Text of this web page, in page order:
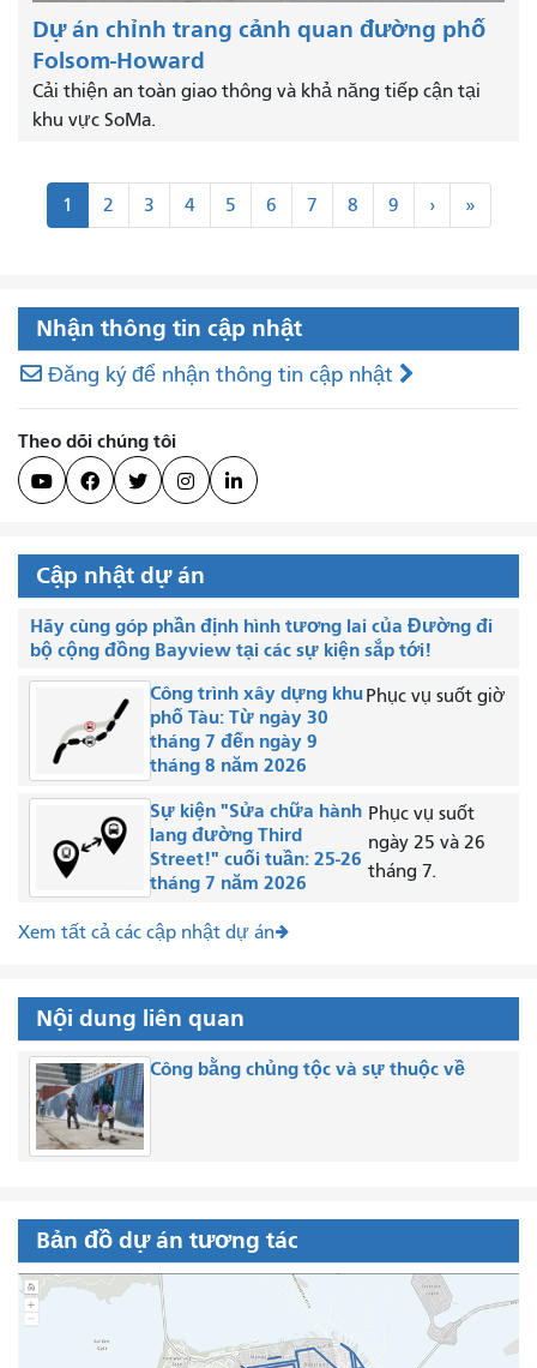
Dự án chỉnh trang cảnh quan đường phố
Folsom-Howard
Cải thiện an toàn giao thông và khả năng tiếp cận tại
khu vực SoMa.
Đánh
1 2 3 4 5 6 7 8 9 ›Kế
tiếp
»Cuối
cùng
Nhận thông tin cập nhật
Đăng ký để nhận thông tin cập nhật
Theo dõi chúng tôi
    
Cập nhật dự án
Hãy cùng góp phần định hình tương lai của Đường đi
bộ cộng đồng Bayview tại các sự kiện sắp tới!
Công trình xây dựng khu
phố Tàu: Từ ngày 30
tháng 7 đến ngày 9
tháng 8 năm 2026
Phục vụ suốt giờ
Sự kiện "Sửa chữa hành
lang đường Third
Street!" cuối tuần: 25-26
tháng 7 năm 2026
Phục vụ suốt
ngày 25 và 26
tháng 7.
Xem tất cả các cập nhật dự án
Nội dung liên quan
Công bằng chủng tộc và sự thuộc về
Bản đồ dự án tương tác